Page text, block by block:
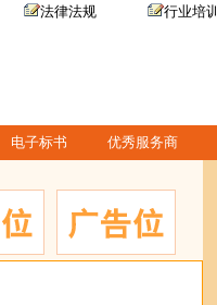
法律法规 行业培训
电子标书 优秀服务商